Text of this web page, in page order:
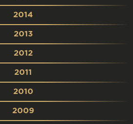
2014
2013
2012
2011
2010
2009